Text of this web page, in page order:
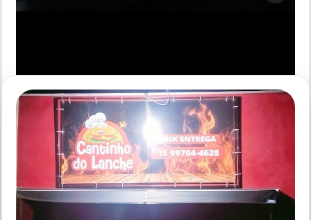
PIZZARIA - ITAPETININGA SP
Super Pizza 2 Jardim